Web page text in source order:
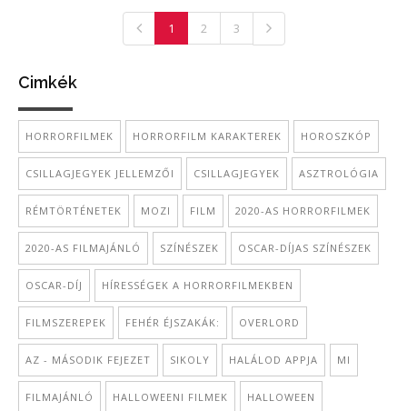
1 2 3
Cimkék
HORRORFILMEK HORRORFILM KARAKTEREK HOROSZKÓP
CSILLAGJEGYEK JELLEMZŐI CSILLAGJEGYEK ASZTROLÓGIA
RÉMTÖRTÉNETEK MOZI FILM 2020-AS HORRORFILMEK
2020-AS FILMAJÁNLÓ SZÍNÉSZEK OSCAR-DÍJAS SZÍNÉSZEK
OSCAR-DÍJ HÍRESSÉGEK A HORRORFILMEKBEN
FILMSZEREPEK FEHÉR ÉJSZAKÁK: OVERLORD
AZ - MÁSODIK FEJEZET SIKOLY HALÁLOD APPJA MI
FILMAJÁNLÓ HALLOWEENI FILMEK HALLOWEEN